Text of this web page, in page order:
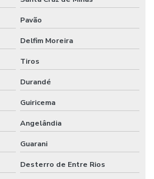
Pavão
Delfim Moreira
Tiros
Durandé
Guiricema
Angelândia
Guarani
Desterro de Entre Rios